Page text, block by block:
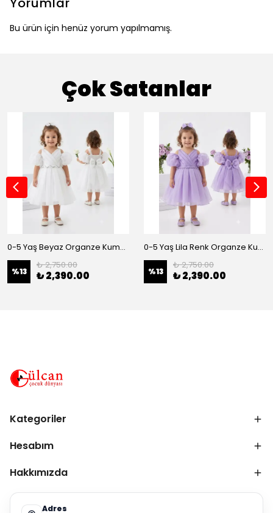
Bu ürün için henüz yorum yapılmamış.
Çok Satanlar
0-5 Yaş Beyaz Organze Kumaş Bel İnci Kemerli Midi Boy Arkası Lastikli Abiye
%13
₺ 2,750.00
₺ 2,390.00
0-5 Yaş Lila Renk Organze Kumaş Bel İnci Kemerli Midi Boy Arkası Lastikli Abiye
%13
₺ 2,750.00
₺ 2,390.00
Kategoriler
Hesabım
Hakkımızda
Adres